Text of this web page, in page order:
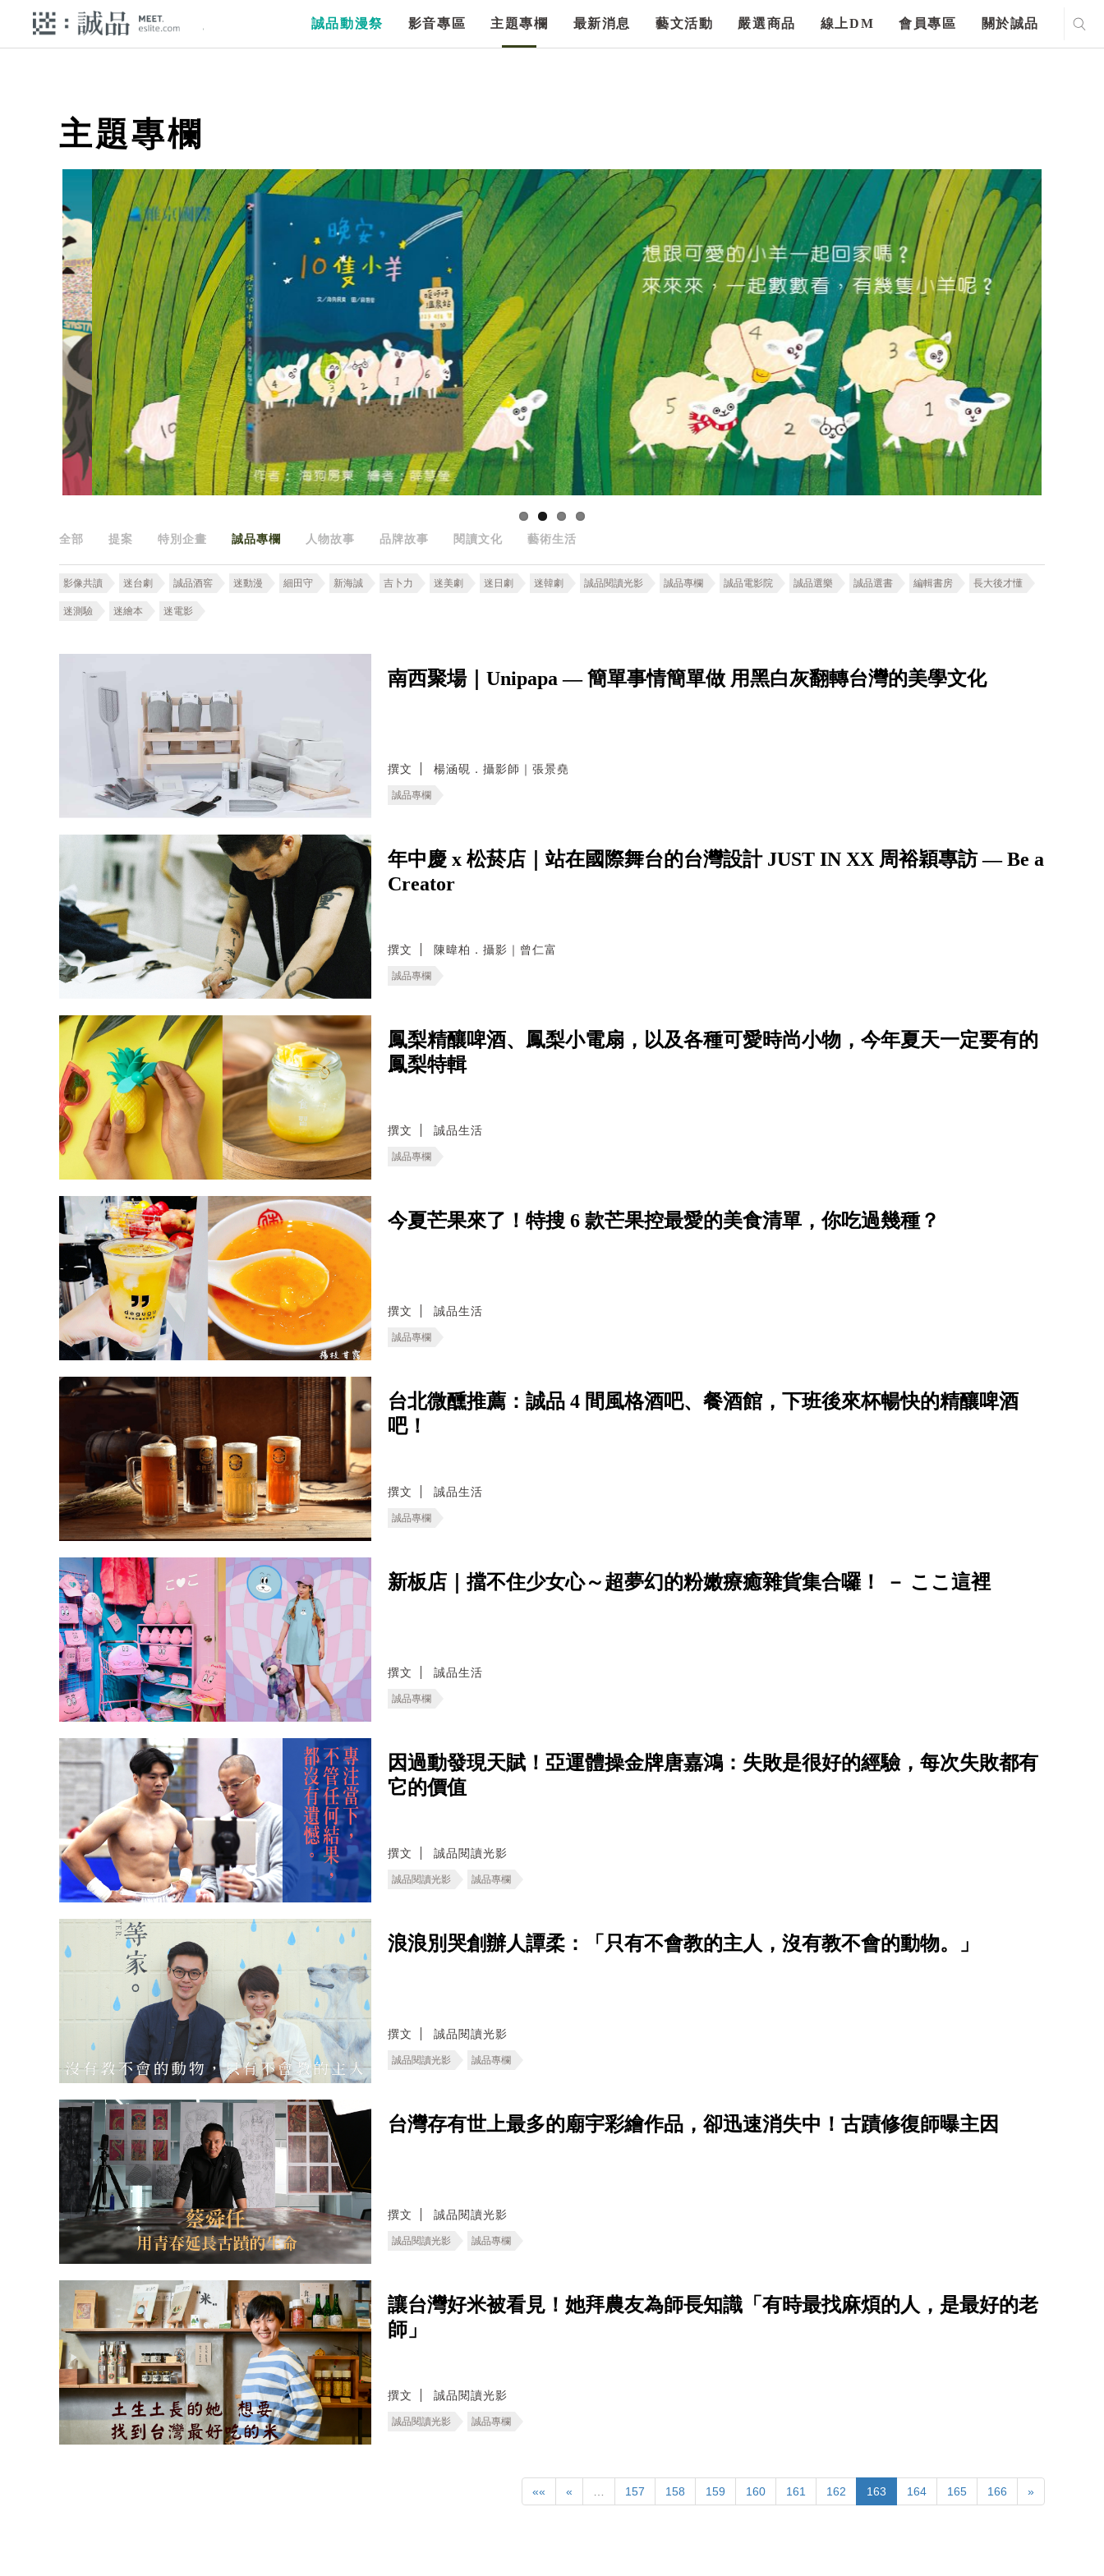
誠品動漫祭 影音專區 主題專欄 最新消息 藝文活動 嚴選商品 線上DM 會員專區 關於誠品
主題專欄
全部 提案 特別企畫 誠品專欄 人物故事 品牌故事 閱讀文化 藝術生活
影像共讀 迷台劇 誠品酒窖 迷動漫 細田守 新海誠 吉卜力 迷美劇 迷日劇 迷韓劇 誠品閱讀光影 誠品專欄 誠品電影院 誠品選樂 誠品選書 編輯書房 長大後才懂
迷測驗 迷繪本 迷電影
南西聚場｜Unipapa — 簡單事情簡單做 用黑白灰翻轉台灣的美學文化
撰文 楊涵硯．攝影師｜張景堯
誠品專欄
年中慶 x 松菸店｜站在國際舞台的台灣設計 JUST IN XX 周裕穎專訪 — Be a
Creator
撰文 陳暐柏．攝影｜曾仁富
誠品專欄
鳳梨精釀啤酒、鳳梨小電扇，以及各種可愛時尚小物，今年夏天一定要有的
鳳梨特輯
撰文 誠品生活
誠品專欄
今夏芒果來了！特搜 6 款芒果控最愛的美食清單，你吃過幾種？
撰文 誠品生活
誠品專欄
台北微醺推薦：誠品 4 間風格酒吧、餐酒館，下班後來杯暢快的精釀啤酒
吧！
撰文 誠品生活
誠品專欄
新板店｜擋不住少女心～超夢幻的粉嫩療癒雜貨集合囉！ － ここ這裡
撰文 誠品生活
誠品專欄
因過動發現天賦！亞運體操金牌唐嘉鴻：失敗是很好的經驗，每次失敗都有
它的價值
撰文 誠品閱讀光影
誠品閱讀光影 誠品專欄
浪浪別哭創辦人譚柔：「只有不會教的主人，沒有教不會的動物。」
撰文 誠品閱讀光影
誠品閱讀光影 誠品專欄
台灣存有世上最多的廟宇彩繪作品，卻迅速消失中！古蹟修復師曝主因
撰文 誠品閱讀光影
誠品閱讀光影 誠品專欄
讓台灣好米被看見！她拜農友為師長知識「有時最找麻煩的人，是最好的老
師」
撰文 誠品閱讀光影
誠品閱讀光影 誠品專欄
«« « … 157 158 159 160 161 162 163 164 165 166 »